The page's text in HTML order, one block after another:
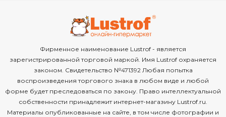
Фирменное наименование Lustrof - является
зарегистрированной торговой маркой. Имя Lustrof охраняется
законом. Свидетельство №471392 Любая попытка
воспроизведения торгового знака в любом виде и любой
форме будет преследоваться по закону. Право интеллектуальной
собственности принадлежит интернет-магазину Lustrof.ru.
Материалы опубликованные на сайте, в том числе фотографии и